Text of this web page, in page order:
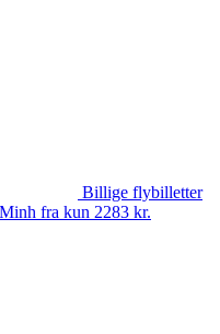
Billige flybilletter
fra kun 2283 kr.